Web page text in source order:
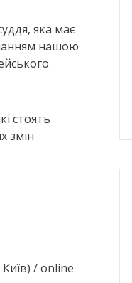
яка має
нашою
стоять
змін
/ online